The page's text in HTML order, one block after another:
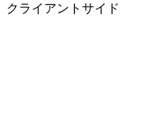
クライアントサイド